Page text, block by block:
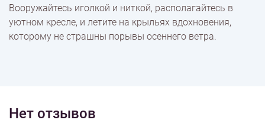
Вооружайтесь иголкой и ниткой, располагайтесь в
уютном кресле, и летите на крыльях вдохновения,
которому не страшны порывы осеннего ветра.
Нет отзывов